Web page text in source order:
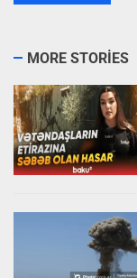
MORE STORIES